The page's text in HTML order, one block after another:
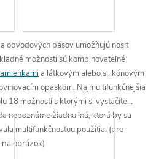
obvodových pásov umožňujú nosiť
možnosti sú kombinovateľné
a látkovým alebosilikónovým
opaskom. Najmultifunkčnejšia
18 možnostís ktorými si vystačíte
nepoznáme žiadnu inú, ktorá by sa
multifunkčnosťou použitia. (pre
obrázok)